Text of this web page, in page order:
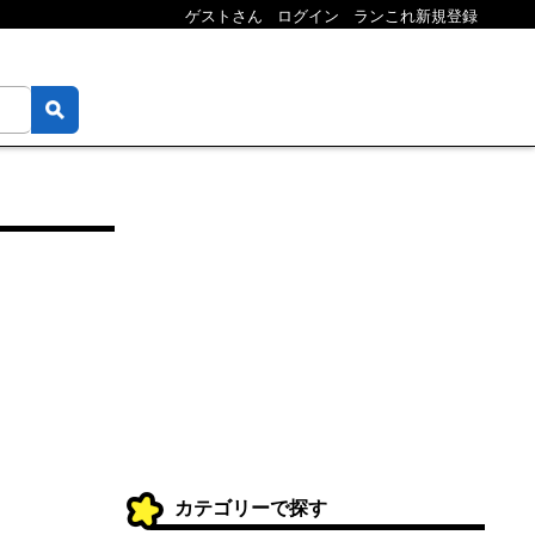
ゲストさん ログイン ランこれ新規登録
カテゴリーで探す